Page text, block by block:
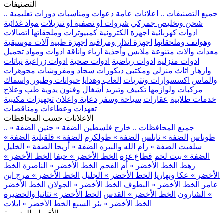
التصنيفات
.. جميع التصنيفات ..
اعلانات عامة دعوات ومناسبات دورات تعليمية
شحن وتخليص جمركي شروات او تصفية او تنزيلات مواد غذائية
ادوات كهربائية اجهزة الكترونية كمبيوترات وملحقاتها اتصالات
وهواتف وملحقاتها اجهزة انذار ومراقبة اجهزة طبية آلات موسيقية
معدات والات متنوعة ملابس وأحذية ازياء واناقة ادوات ومواد تجميل
ادوات منزلية ادوات رياضية ادوات صحية ادوات زراعية نباتات
وازهار
اثاث منزلي ومكتبي ديكورات سجاد ومفروشات مجوهرات
والماس اكسسوارات ونثريات العاب وهدايا حيوانات وطيور واسماك
مركبات ولوازمها تكييف وتبريد أشغال وفنون يدوية طب وعلاج
خدمات طلابية عقارات سياحة وسفر دعاية واعلان تجهيزات مكتبية
تعهدات وعطاءات ومناقصات
الاعلانات حسب المحافظات
.. جميع المحافظات .. خارج فلسطين الضفة » جنين الضفة »
طوباس الضفة » نابلس الضفة » طولكرم الضفة » قلقيلية الضفة »
سلفيت الضفة » رام الله والبيره الضفة » أريحا الضفة » الخليل
الضفة » بيت لحم قطاع غزة الخط الأخضر » حيفا الخط الأخضر »
رهط الخط الأخضر » أم الفحم الخط الأخضر » الناصرة الخط
الأخضر » عكا ونهاريا الخط الأخضر » الجليل الخط الأخضر » مرج ابن
عامر
الخط الأخضر » البطوف الخط الأخضر » الجولان الخط الأخضر
» الشارون الخط الأخضر » القدس الخط الأخضر » نتانيا والخضيرة
الخط الأخضر » بئر السبع الخط الأخضر » ايلات